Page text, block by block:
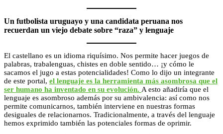
Un futbolista uruguayo y una candidata peruana nos
recuerdan un viejo debate sobre “raza” y lenguaje
El castellano es un idioma riquísimo. Nos permite hacer juegos de
palabras, trabalenguas, chistes en doble sentido… ¡y cómo le
sacamos el jugo a estas potencialidades! Como lo dijo un integrante
de este portal, el lenguaje es la herramienta más asombrosa que el
ser humano ha inventado en su evolución. A esto añadiría que el
lenguaje es asombroso además por su ambivalencia: así como nos
permite comunicarnos, también interviene en nuestras formas
desiguales de relacionarnos. Tradicionalmente, a través del lenguaje
hemos exprimido también las potenciales formas de oprimir.